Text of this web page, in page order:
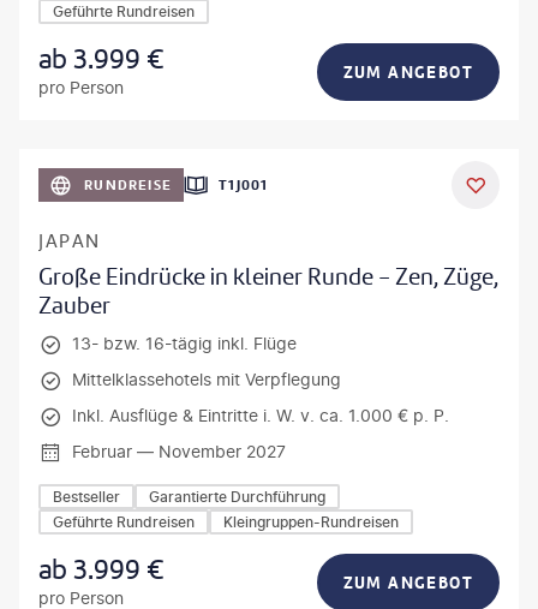
Geführte Rundreisen
ab3.999 €
pro Person
ZUM ANGEBOT
RUNDREISE T1J001
JAPAN
Große Eindrücke in kleiner Runde - Zen, Züge,
Zauber
13- bzw. 16-tägig inkl. Flüge
Mittelklassehotels mit Verpflegung
Inkl. Ausflüge & Eintritte i. W. v. ca. 1.000 € p. P.
Februar — November 2027
Bestseller
Garantierte Durchführung
Geführte Rundreisen
Kleingruppen-Rundreisen
ab3.999 €
pro Person
ZUM ANGEBOT